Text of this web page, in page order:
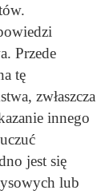
Przede
tę
zwłaszcza
innego
jest się
lub